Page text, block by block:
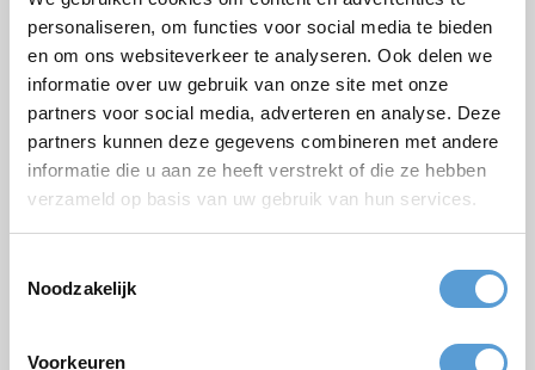
personaliseren, om functies voor social media te bieden
en om ons websiteverkeer te analyseren. Ook delen we
informatie over uw gebruik van onze site met onze
partners voor social media, adverteren en analyse. Deze
partners kunnen deze gegevens combineren met andere
informatie die u aan ze heeft verstrekt of die ze hebben
verzameld op basis van uw gebruik van hun services.
Noodzakelijk
Voorkeuren
Bedrijf / Groepsnaam
Gelegenheid
Achternaam
Telefoon
Aantal personen